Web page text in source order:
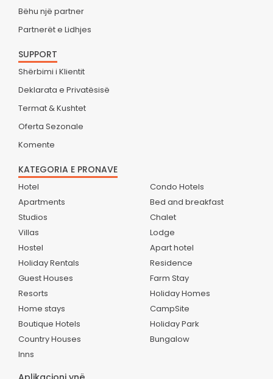
Bëhu një partner
Partnerët e Lidhjes
SUPPORT
Shërbimi i Klientit
Deklarata e Privatësisë
Termat & Kushtet
Oferta Sezonale
Komente
KATEGORIA E PRONAVE
Hotel
Apartments
Studios
Villas
Hostel
Holiday Rentals
Guest Houses
Resorts
Home stays
Boutique Hotels
Country Houses
Inns
Condo Hotels
Bed and breakfast
Chalet
Lodge
Apart hotel
Residence
Farm Stay
Holiday Homes
CampSite
Holiday Park
Bungalow